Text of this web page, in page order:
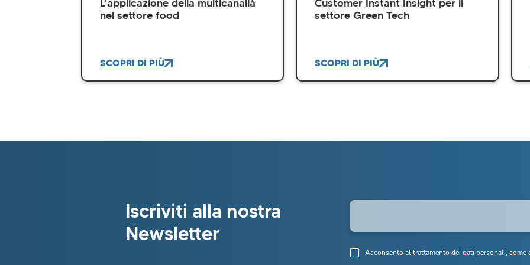
L'applicazione della multicanalià
nel settore food
SCOPRI DI PIÙ
Customer Instant Insight per il
settore Green Tech
SCOPRI DI PIÙ
Iscriviti alla nostra
Newsletter
Acconsento al trattamento dei dati personali,